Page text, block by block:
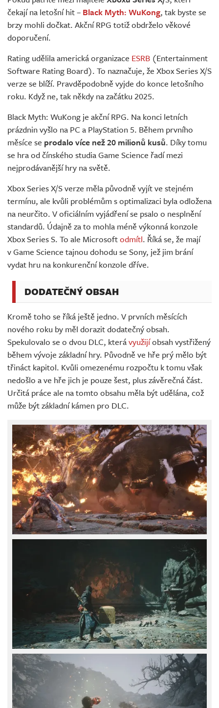
Živě
čekají na letošní hit – Black Myth: WuKong, tak byste se
brzy mohli dočkat. Akční RPG totiž obdrželo věkové
doporučení.
Rating udělila americká organizace ESRB (Entertainment
Software Rating Board). To naznačuje, že Xbox Series X/S
verze se blíží. Pravděpodobně vyjde do konce letošního
roku. Když ne, tak někdy na začátku 2025.
Black Myth: WuKong je akční RPG. Na konci letních
prázdnin vyšlo na PC a PlayStation 5. Během prvního
měsíce se prodalo více než 20 milionů kusů. Díky tomu
se hra od čínského studia Game Science řadí mezi
nejprodávanější hry na světě.
Xbox Series X/S verze měla původně vyjít ve stejném
termínu, ale kvůli problémům s optimalizaci byla odložena
na neurčito. V oficiálním vyjádření se psalo o nesplnění
standardů. Údajně za to mohla méně výkonná konzole
Xbox Series S. To ale Microsoftodmítl. Říká se, že mají
v Game Science tajnou dohodu se Sony, jež jim brání
vydat hru na konkurenční konzole dříve.
DODATEČNÝ OBSAH
Kromě toho se říká ještě jedno. V prvních měsících
nového roku by měl dorazit dodatečný obsah.
Spekulovalo se o dvou DLC, kterávyužijíobsah vystřižený
během vývoje základní hry. Původně ve hře prý mělo být
třináct kapitol. Kvůli omezenému rozpočtu k tomu však
nedošlo a ve hře jich je pouze šest, plus závěrečná část.
Určitá práce ale na tomto obsahu měla být udělána, což
může být základní kámen pro DLC.